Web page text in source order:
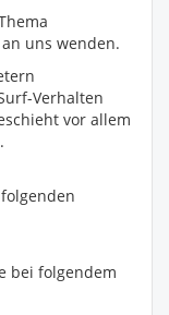
uns wenden.
Verhalten
vor allem
bei folgendem